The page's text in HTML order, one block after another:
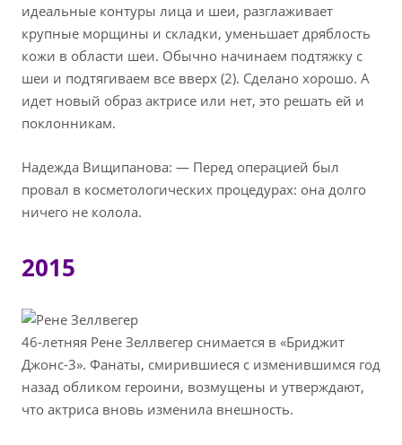
идеальные контуры лица и шеи, разглаживает
крупные морщины и складки, уменьшает дряблость
кожи в области шеи. Обычно начинаем подтяжку с
шеи и подтягиваем все вверх (2). Сделано хорошо. А
идет новый образ актрисе или нет, это решать ей и
поклонникам.
Надежда Вищипанова: — Перед операцией был
провал в косметологических процедурах: она долго
ничего не колола.
2015
46-летняя Рене Зеллвегер снимается в «Бриджит
Джонс-3». Фанаты, смирившиеся с изменившимся год
назад обликом героини, возмущены и утверждают,
что актриса вновь изменила внешность.